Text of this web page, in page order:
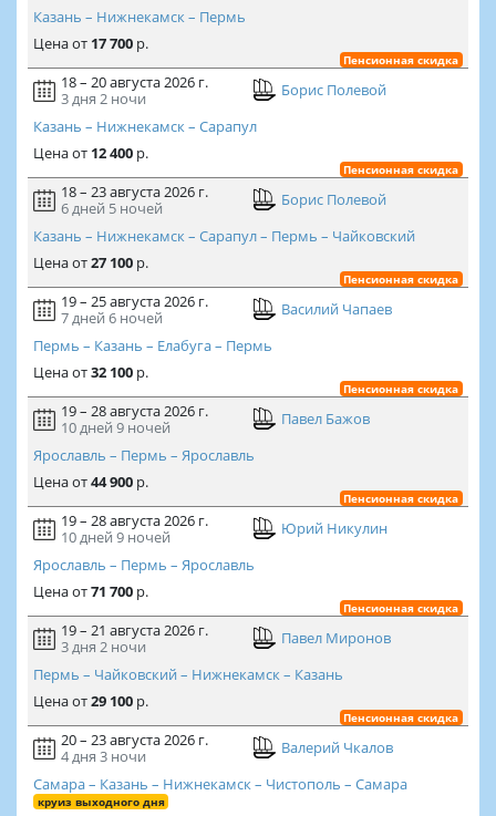
Казань – Нижнекамск – Пермь
Ценаот 17 700р.
Пенсионная скидка
18 – 20 августа 2026 г.
3 дня 2 ночи
Борис Полевой
Казань – Нижнекамск – Сарапул
Ценаот 12 400р.
Пенсионная скидка
18 – 23 августа 2026 г.
6 дней 5 ночей
Борис Полевой
Казань – Нижнекамск – Сарапул – Пермь – Чайковский
Ценаот27 100р.
Пенсионная скидка
19 – 25 августа 2026 г.
7 дней 6 ночей
Василий Чапаев
Пермь – Казань – Елабуга – Пермь
Ценаот32 100р.
Пенсионная скидка
19 – 28 августа 2026 г.
10 дней 9 ночей
Павел Бажов
Ярославль – Пермь – Ярославль
Ценаот44 900р.
Пенсионная скидка
19 – 28 августа 2026 г.
10 дней 9 ночей
Юрий Никулин
Ярославль – Пермь – Ярославль
Ценаот71 700р.
Пенсионная скидка
19 – 21 августа 2026 г.
3 дня 2 ночи
Павел Миронов
Пермь – Чайковский – Нижнекамск – Казань
Ценаот29 100р.
Пенсионная скидка
20 – 23 августа 2026 г.
4 дня 3 ночи
Валерий Чкалов
Самара – Казань – Нижнекамск – Чистополь – Самара
круиз выходного дня